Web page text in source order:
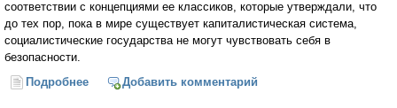
соответствии с концепциями ее классиков, которые утверждали, что
до тех пор, пока в мире существует капиталистическая система,
социалистические государства не могут чувствовать себя в
безопасности.
Подробнее о Постмодерн — реальность или фантазия? (Михаил
Добавить комментарий